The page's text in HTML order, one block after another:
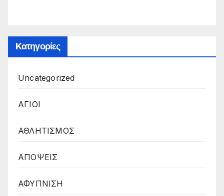
Kατηγορίες
Uncategorized
ΑΓΙΟΙ
ΑΘΛΗΤΙΣΜΟΣ
ΑΠΟΨΕΙΣ
ΑΦΥΠΝΙΣΗ